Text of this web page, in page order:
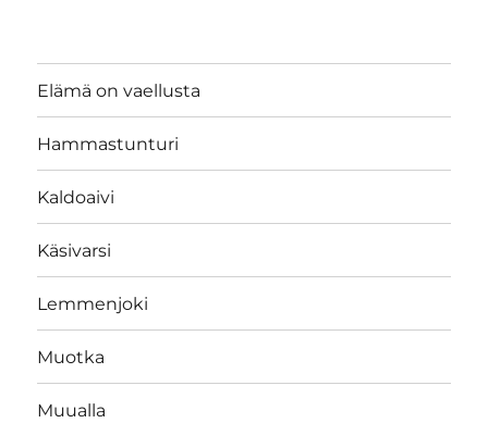
Elämä on vaellusta
Hammastunturi
Kaldoaivi
Käsivarsi
Lemmenjoki
Muotka
Muualla